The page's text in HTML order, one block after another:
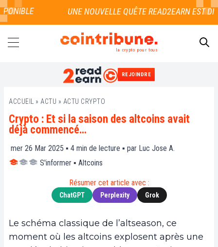
la crypto pour tous
REJOINDRE
ACCUEIL » ACTU » ACTU CRYPTO
Crypto : Et si la saison des altcoins avait
déjà commencé…
mer 26 Mar 2025 ▪ 4 min de lecture ▪ par Luc Jose A.
S'informer ▪ Altcoins
Résumer cet article avec :
ChatGPT Perplexity Grok
Le schéma classique de l’altseason, ce
moment où les altcoins explosent après une